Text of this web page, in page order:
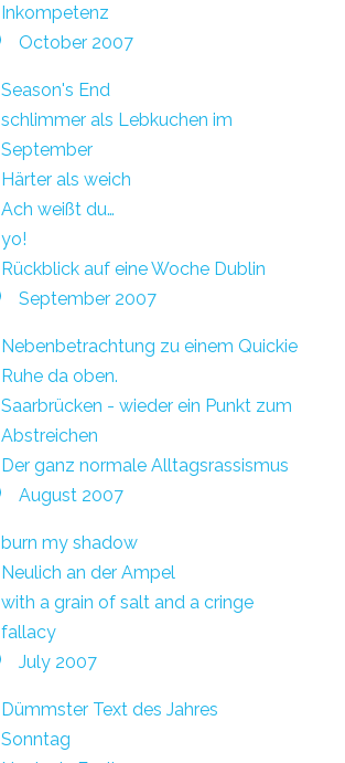
Inkompetenz
October 2007
Season's End
schlimmer als Lebkuchen im
September
Härter als weich
Ach weißt du…
yo!
Rückblick auf eine Woche Dublin
September 2007
Nebenbetrachtung zu einem Quickie
Ruhe da oben.
Saarbrücken - wieder ein Punkt zum
Abstreichen
Der ganz normale Alltagsrassismus
August 2007
burn my shadow
Neulich an der Ampel
with a grain of salt and a cringe
fallacy
July 2007
Dümmster Text des Jahres
Sonntag